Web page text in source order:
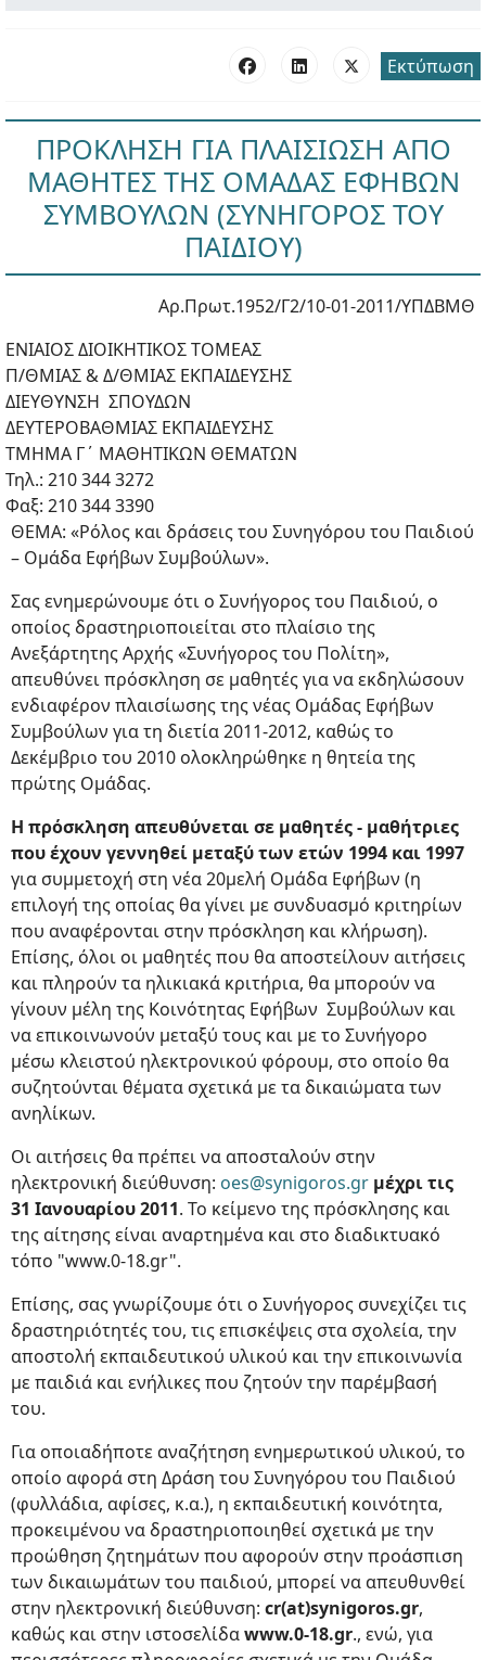
Εκτύπωση
ΠΡΟΚΛΗΣΗ ΓΙΑ ΠΛAΙΣΙΩΣΗ ΑΠΟ
ΜΑΘΗΤΕΣ ΤΗΣ ΟΜΑΔΑΣ ΕΦΗΒΩΝ
ΣΥΜΒΟΥΛΩΝ (ΣΥΝΗΓΟΡΟΣ ΤΟΥ
ΠΑΙΔΙΟΥ)
Αρ.Πρωτ.1952/Γ2/10-01-2011/ΥΠΔΒΜΘ
ΕΝΙΑΙΟΣ ΔΙΟΙΚΗΤΙΚΟΣ ΤΟΜΕΑΣ
Π/ΘΜΙΑΣ & Δ/ΘΜΙΑΣ ΕΚΠΑΙΔΕΥΣΗΣ
ΔΙΕΥΘΥΝΣΗ ΣΠΟΥΔΩΝ
ΔΕΥΤΕΡΟΒΑΘΜΙΑΣ ΕΚΠΑΙΔΕΥΣΗΣ
ΤΜΗΜΑ Γ΄ ΜΑΘΗΤΙΚΩΝ ΘΕΜΑΤΩΝ
Τηλ.: 210 344 3272
Φαξ: 210 344 3390
ΘΕΜΑ: «Ρόλος και δράσεις του Συνηγόρου του Παιδιού
– Ομάδα Εφήβων Συμβούλων».
Σας ενημερώνουμε ότι ο Συνήγορος του Παιδιού, ο
οποίος δραστηριοποιείται στο πλαίσιο της
Ανεξάρτητης Αρχής «Συνήγορος του Πολίτη»,
απευθύνει πρόσκληση σε μαθητές για να εκδηλώσουν
ενδιαφέρον πλαισίωσης της νέας Ομάδας Εφήβων
Συμβούλων για τη διετία 2011-2012, καθώς το
Δεκέμβριο του 2010 ολοκληρώθηκε η θητεία της
πρώτης Ομάδας.
Η πρόσκληση απευθύνεται σε μαθητές - μαθήτριες
που έχουν γεννηθεί μεταξύ των ετών 1994 και 1997
για συμμετοχή στη νέα 20μελή Ομάδα Εφήβων (η
επιλογή της οποίας θα γίνει με συνδυασμό κριτηρίων
που αναφέρονται στην πρόσκληση και κλήρωση).
Επίσης, όλοι οι μαθητές που θα αποστείλουν αιτήσεις
και πληρούν τα ηλικιακά κριτήρια, θα μπορούν να
γίνουν μέλη της Κοινότητας Εφήβων Συμβούλων και
να επικοινωνούν μεταξύ τους και με το Συνήγορο
μέσω κλειστού ηλεκτρονικού φόρουμ, στο οποίο θα
συζητούνται θέματα σχετικά με τα δικαιώματα των
ανηλίκων.
Οι αιτήσεις θα πρέπει να αποσταλούν στην
ηλεκτρονική διεύθυνση: oes@synigoros.gr μέχρι τις
31 Ιανουαρίου 2011. Το κείμενο της πρόσκλησης και
της αίτησης είναι αναρτημένα και στο διαδικτυακό
τόπο "www.0-18.gr".
Επίσης, σας γνωρίζουμε ότι ο Συνήγορος συνεχίζει τις
δραστηριότητές του, τις επισκέψεις στα σχολεία, την
αποστολή εκπαιδευτικού υλικού και την επικοινωνία
με παιδιά και ενήλικες που ζητούν την παρέμβασή
του.
Για οποιαδήποτε αναζήτηση ενημερωτικού υλικού, το
οποίο αφορά στη Δράση του Συνηγόρου του Παιδιού
(φυλλάδια, αφίσες, κ.α.), η εκπαιδευτική κοινότητα,
προκειμένου να δραστηριοποιηθεί σχετικά με την
προώθηση ζητημάτων που αφορούν στην προάσπιση
των δικαιωμάτων του παιδιού, μπορεί να απευθυνθεί
στην ηλεκτρονική διεύθυνση: cr(at)synigoros.gr,
καθώς και στην ιστοσελίδαwww.0-18.gr., ενώ, για